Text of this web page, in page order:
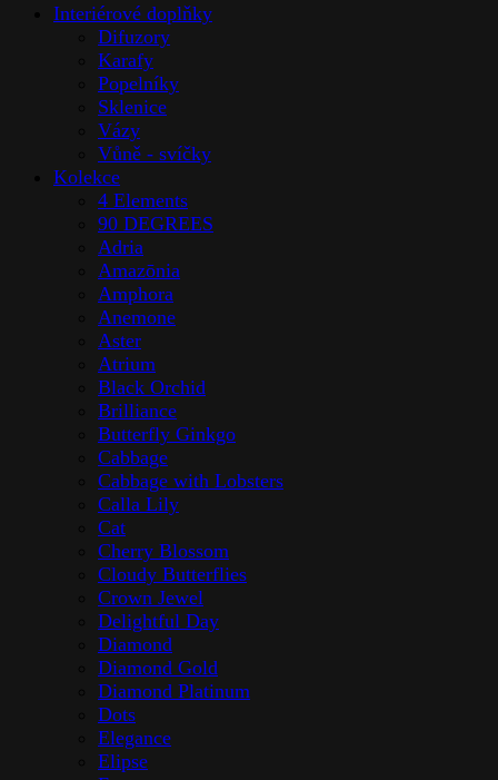
Interiérové doplňky
Difuzory
Karafy
Popelníky
Sklenice
Vázy
Vůně - svíčky
Kolekce
4 Elements
90 DEGREES
Adria
Amazōnia
Amphora
Anemone
Aster
Atrium
Black Orchid
Brilliance
Butterfly Ginkgo
Cabbage
Cabbage with Lobsters
Calla Lily
Cat
Cherry Blossom
Cloudy Butterflies
Crown Jewel
Delightful Day
Diamond
Diamond Gold
Diamond Platinum
Dots
Elegance
Elipse